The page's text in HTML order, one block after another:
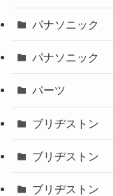
パナソニック
パナソニック
パーツ
ブリヂストン
ブリヂストン
ブリヂストン